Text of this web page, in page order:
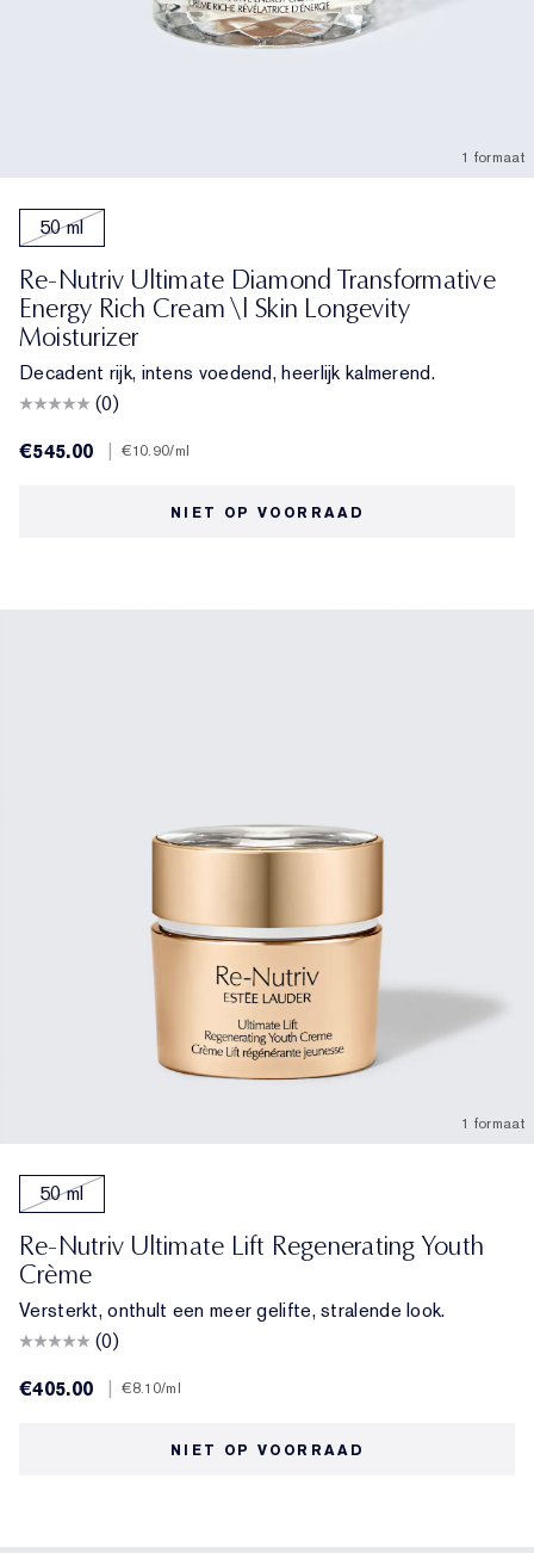
1 formaat
50 ml
Re-Nutriv Ultimate Diamond Transformative
Energy Rich Cream \| Skin Longevity
Moisturizer
Decadent rijk, intens voedend, heerlijk kalmerend.
(0)
€545.00
€10.90/ml
NIET OP VOORRAAD
1 formaat
50 ml
Re-Nutriv Ultimate Lift Regenerating Youth
Crème
Versterkt, onthult een meer gelifte, stralende look.
(0)
€405.00
€8.10/ml
NIET OP VOORRAAD